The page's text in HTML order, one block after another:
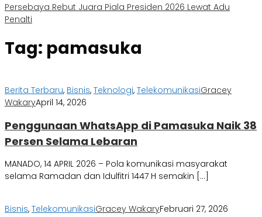
Persebaya Rebut Juara Piala Presiden 2026 Lewat Adu
Penalti
Tag: pamasuka
Berita Terbaru, Bisnis, Teknologi, TelekomunikasiGracey
WakaryApril 14, 2026
Penggunaan WhatsApp di Pamasuka Naik 38
Persen Selama Lebaran
MANADO, 14 APRIL 2026 – Pola komunikasi masyarakat
selama Ramadan dan Idulfitri 1447 H semakin […]
Bisnis, TelekomunikasiGracey WakaryFebruari 27, 2026